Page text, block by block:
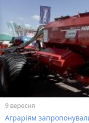
9 вересня
Аграріям